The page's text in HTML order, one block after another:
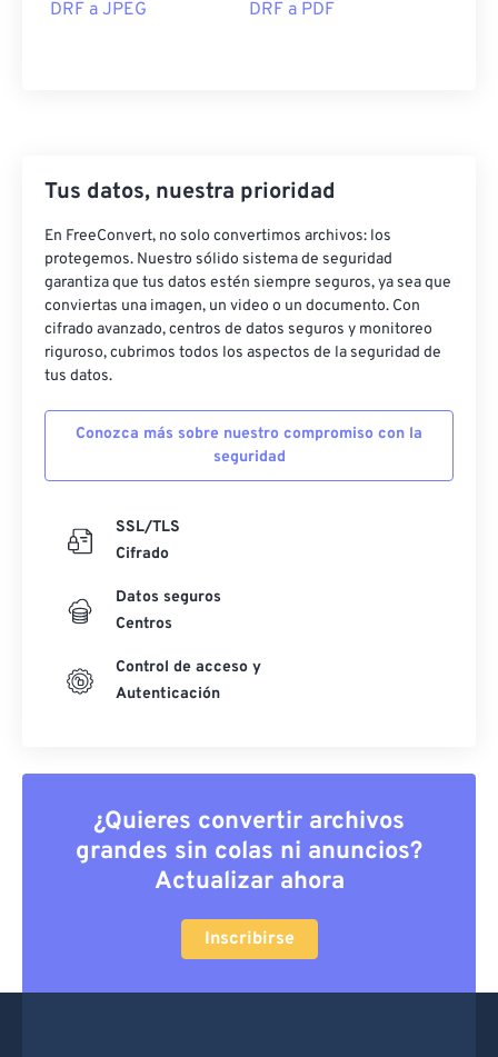
DRF a JPEG DRF a PDF
Tus datos, nuestra prioridad
En FreeConvert, no solo convertimos archivos: los
protegemos. Nuestro sólido sistema de seguridad
garantiza que tus datos estén siempre seguros, ya sea que
conviertas una imagen, un video o un documento. Con
cifrado avanzado, centros de datos seguros y monitoreo
riguroso, cubrimos todos los aspectos de la seguridad de
tus datos.
Conozca más sobre nuestro compromiso con la
seguridad
SSL/TLS
Cifrado
Datos seguros
Centros
Control de acceso y
Autenticación
¿Quieres convertir archivos
grandes sin colas ni anuncios?
Actualizar ahora
Inscribirse